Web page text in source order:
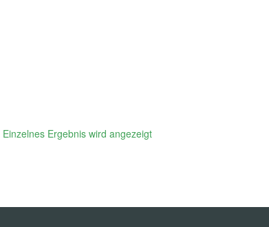
Einzelnes Ergebnis wird angezeigt